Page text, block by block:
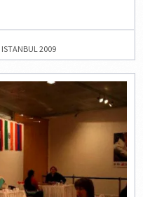
ISTANBUL 2009